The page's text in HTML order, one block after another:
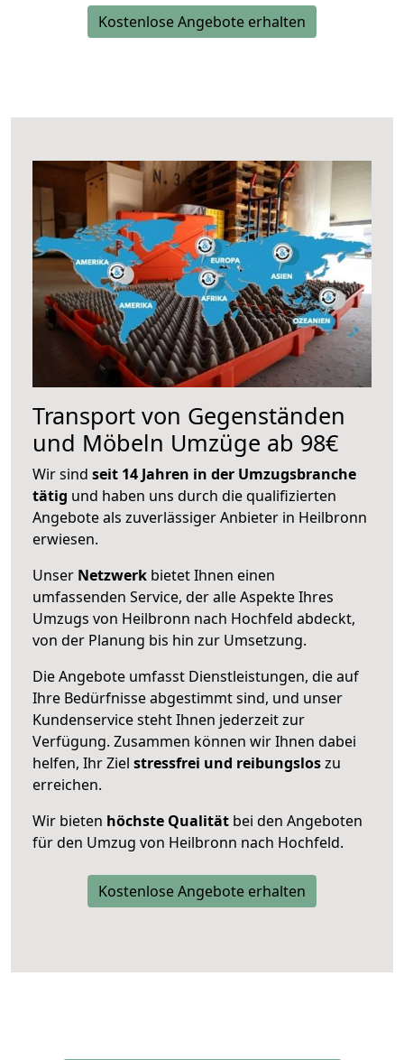
Kostenlose Angebote erhalten
Transport von Gegenständen
und Möbeln Umzüge ab 98€
Wir sind seit 14 Jahren in der Umzugsbranche
tätig und haben uns durch die qualifizierten
Angebote als zuverlässiger Anbieter in Heilbronn
erwiesen.
Unser Netzwerk bietet Ihnen einen
umfassenden Service, der alle Aspekte Ihres
Umzugs von Heilbronn nach Hochfeld abdeckt,
von der Planung bis hin zur Umsetzung.
Die Angebote umfasst Dienstleistungen, die auf
Ihre Bedürfnisse abgestimmt sind, und unser
Kundenservice steht Ihnen jederzeit zur
Verfügung. Zusammen können wir Ihnen dabei
helfen, Ihr Ziel stressfrei und reibungsloszu
erreichen.
Wir bieten höchste Qualität bei den Angeboten
für den Umzug von Heilbronn nach Hochfeld.
Kostenlose Angebote erhalten